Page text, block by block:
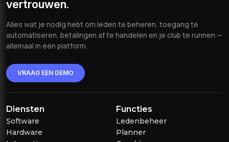
vertrouwen.
Alles wat je nodig hebt om leden te beheren, toegang te
automatiseren, betalingen af te handelen en je club te runnen —
allemaal in één platform.
VRAAG EEN DEMO
Diensten
Software
Hardware
Functies
Ledenbeheer
Planner